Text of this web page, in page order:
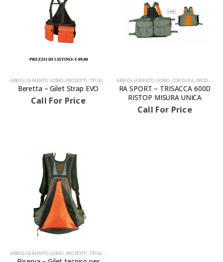
ABBIGLIAMENTO UOMO, PRODOTTI,TRISACCHE
Beretta – Gilet Strap EVO
Call For Price
ABBIGLIAMENTO UOMO,CORDURA, PRODOTTI
RA SPORT – TRISACCA 600D
RISTOP MISURA UNICA
Call For Price
ABBIGLIAMENTO UOMO PRODOTTI ,TRISACCHE